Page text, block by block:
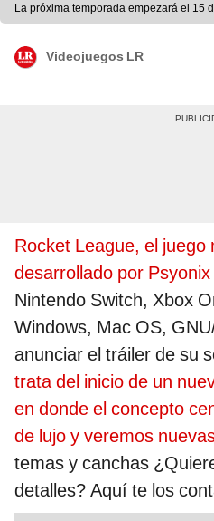
La próxima temporada empezará el 15
Videojuegos LR
Rocket League, el
desarrollado por Psyonix
Nintendo Switch, Xbox
Windows, Mac OS,
anunciar el tráiler de su
trata del inicio de un
en donde el concepto
de lujo y veremos
temas y canchas
detalles? Aquí te los